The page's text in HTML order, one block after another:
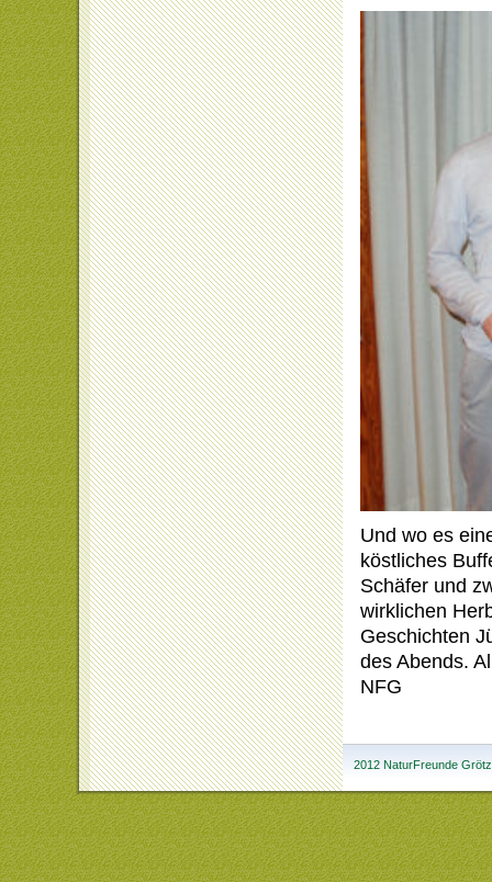
Und wo es
köstliches
Schäfer und
wirklichen
Geschichten
des Abends.
NFG
2012 NaturFreunde